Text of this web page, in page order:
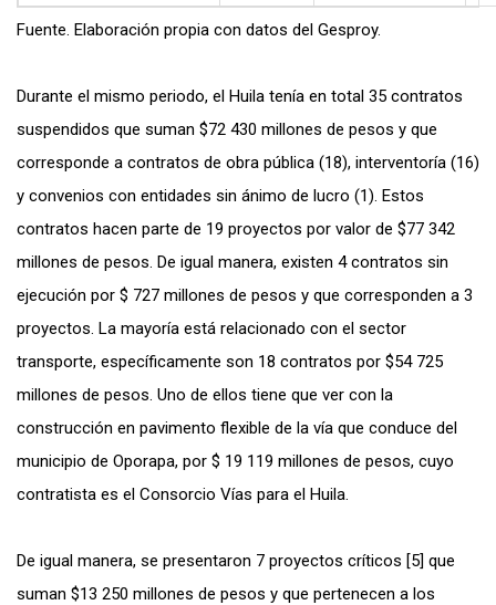
Fuente. Elaboración propia con datos del Gesproy.
Durante el mismo periodo, el Huila tenía en total 35 contratos
suspendidos que suman $72 430 millones de pesos y que
corresponde a contratos de obra pública (18), interventoría (16)
y convenios con entidades sin ánimo de lucro (1). Estos
contratos hacen parte de 19 proyectos por valor de $77 342
millones de pesos. De igual manera, existen 4 contratos sin
ejecución por $ 727 millones de pesos y que corresponden a 3
proyectos. La mayoría está relacionado con el sector
transporte, específicamente son 18 contratos por $54 725
millones de pesos. Uno de ellos tiene que ver con la
construcción en pavimento flexible de la vía que conduce del
municipio de Oporapa, por $ 19 119 millones de pesos, cuyo
contratista es el Consorcio Vías para el Huila.
De igual manera, se presentaron 7 proyectos críticos [5] que
suman $13 250 millones de pesos y que pertenecen a los